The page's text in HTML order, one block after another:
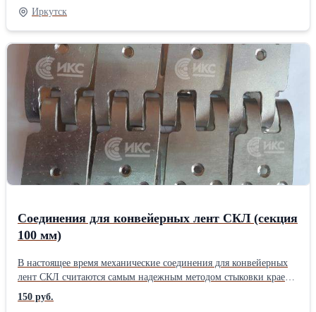
Подшипники используются в редукторах для подъёмных
механизмов, в редукторах антенных систем, в конвейерных
системах и др. Купить корпус подшипникового узла в Иркутске,
вы можете любым удобным для Вас способом. В наличии КПУ с
диаметром 76, 89, 102, 108, 127, 133, 159 мм.Производитель:
Ф.Б.Р.Ж
Иркутск
Соединения для конвейерных лент СКЛ (секция
100 мм)
В настоящее время механические соединения для конвейерных
лент СКЛ считаются самым надежным методом стыковки краев
лент. Наше предприятие специализируется на изготовлении
механических соединений разъемных шарнирных. Наши замки
150 руб.